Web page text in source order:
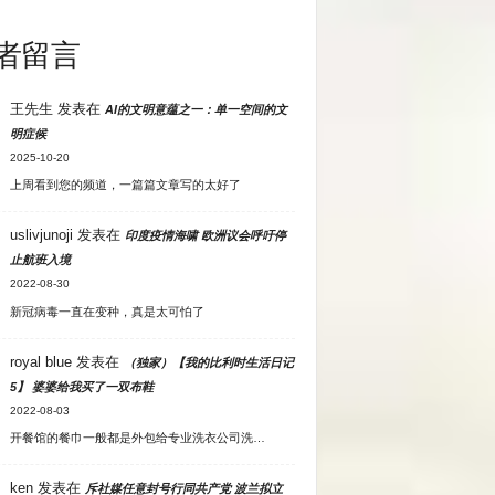
留言
王先生 发表在 AI的文明意蕴之一：单一空间的文
明症候
2025-10-20
上周看到您的频道，一篇篇文章写的太好了
uslivjunoji 发表在 印度疫情海啸 欧洲议会呼吁停
止航班入境
2022-08-30
新冠病毒一直在变种，真是太可怕了
royal blue发表在
（独家）【我的比利时生活日记
5】 婆婆给我买了一双布鞋
2022-08-03
开餐馆的餐巾一般都是外包给专业洗衣公司洗…
ken发表在 斥社媒任意封号行同共产党 波兰拟立